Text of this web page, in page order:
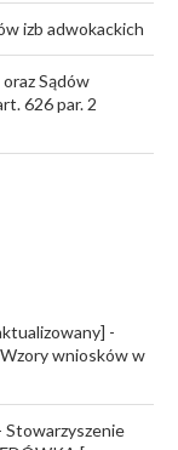
izb adwokackich
Sądów
626 par. 2
-
Wzory wniosków w
Stowarzyszenie